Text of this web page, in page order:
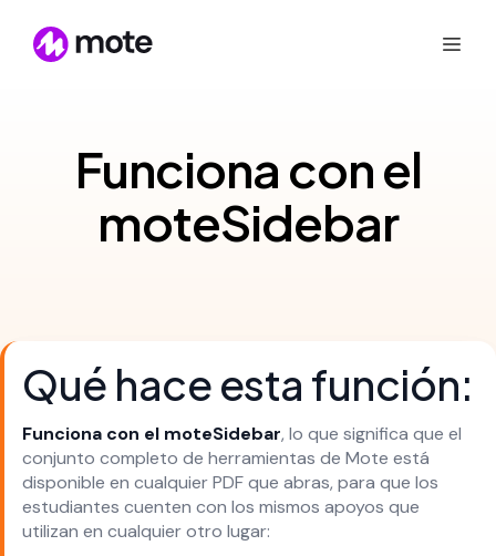
Funciona con el
moteSidebar
Qué hace esta función:
Funciona con el moteSidebar, lo que significa que el
conjunto completo de herramientas de Mote está
disponible en cualquier PDF que abras, para que los
estudiantes cuenten con los mismos apoyos que
utilizan en cualquier otro lugar: